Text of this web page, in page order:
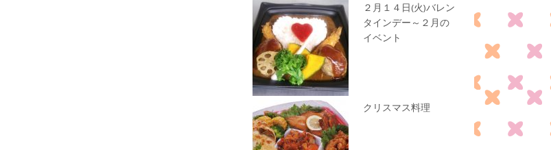
２月１４日(火)バレン
タインデー～２月の
イベント
クリスマス料理